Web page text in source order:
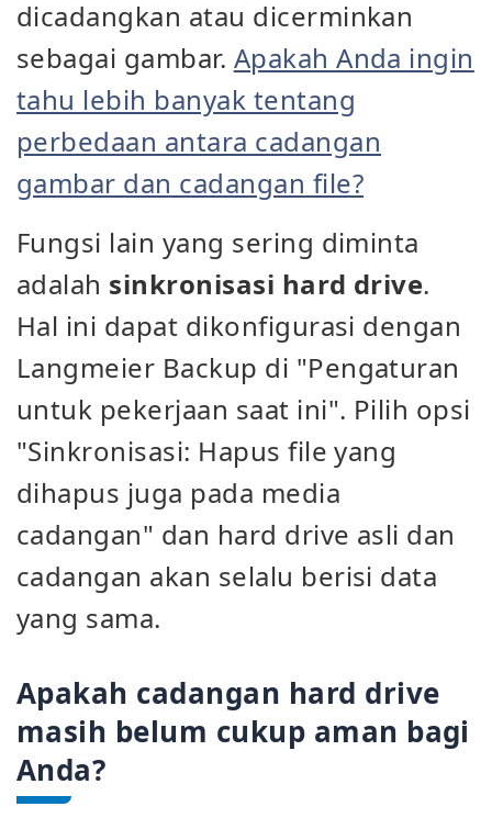
dicadangkan atau dicerminkan
sebagai gambar. Apakah Anda ingin
tahu lebih banyak tentang
perbedaan antara cadangan
gambar dan cadangan file?
Fungsi lain yang sering diminta
adalah sinkronisasi hard drive.
Hal ini dapat dikonfigurasi dengan
Langmeier Backup di "Pengaturan
untuk pekerjaan saat ini". Pilih opsi
"Sinkronisasi: Hapus file yang
dihapus juga pada media
cadangan" dan hard drive asli dan
cadangan akan selalu berisi data
yang sama.
Apakah cadangan hard drive
masih belum cukup aman bagi
Anda?